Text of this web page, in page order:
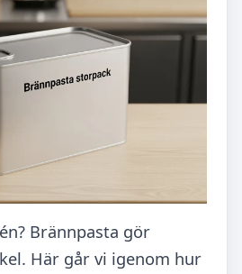
Brännpasta gör
Här går vi igenom hur